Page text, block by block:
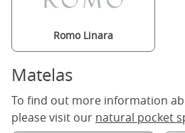
Romo Linara
Matelas
To find out more information
please visit our natural pocket